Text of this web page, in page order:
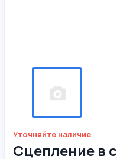
Уточняйте наличие
Сцепление в